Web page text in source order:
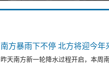
南方暴雨下不停 北方将迎今年
昨天南方新一轮降水过程开启，本周